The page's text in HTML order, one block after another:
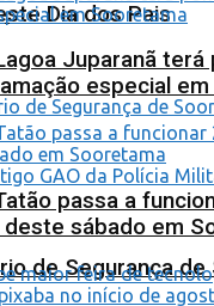
Dia dos Pais
de Segurança de
Juparanã terá
especial
passa a
deste sábado em